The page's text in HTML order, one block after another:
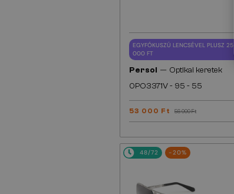
EGYFÓKUSZÚ LENCSÉVEL PLUSZ 25
000 FT
Persol — Optikai keretek
0PO3371V - 95 - 55
53 000 Ft 56 000 Ft
48/72 -20%